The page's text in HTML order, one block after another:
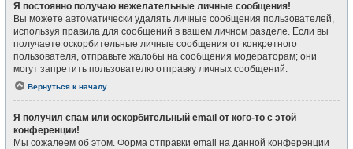
Я постоянно получаю нежелательные личные сообщения!
Вы можете автоматически удалять личные сообщения пользователей,
используя правила для сообщений в вашем личном разделе. Если вы
получаете оскорбительные личные сообщения от конкретного
пользователя, отправьте жалобы на сообщения модераторам; они
могут запретить пользователю отправку личных сообщений.
Вернуться к началу
Я получил спам или оскорбительный email от кого-то с этой
конференции!
Мы сожалеем об этом. Форма отправки email на данной конференции